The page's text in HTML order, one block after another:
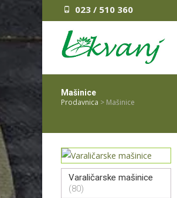
023 / 510 360
Mašinice
Prodavnica > Mašinice
Varaličarske mašinice
(80)